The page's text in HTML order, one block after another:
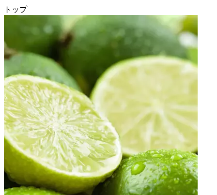
トップ